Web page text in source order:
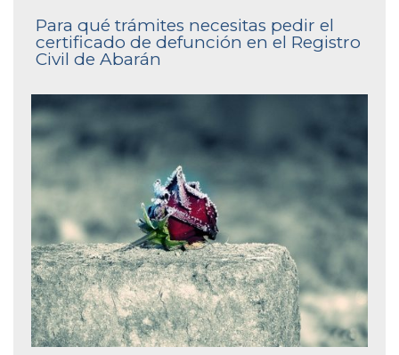
Para qué trámites necesitas pedir el
certificado de defunción en el Registro
Civil de Abarán